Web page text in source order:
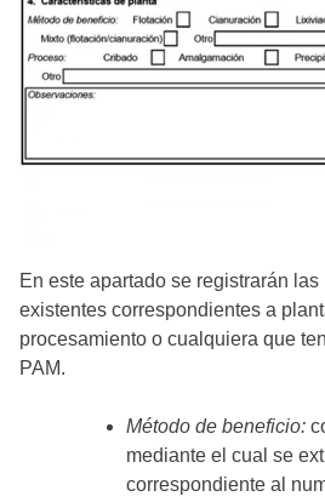
En este apartado se registrarán
existentes correspondientes a
procesamiento o cualquiera que
PAM.
Método de beneficio:
mediante el cual se
correspondiente al